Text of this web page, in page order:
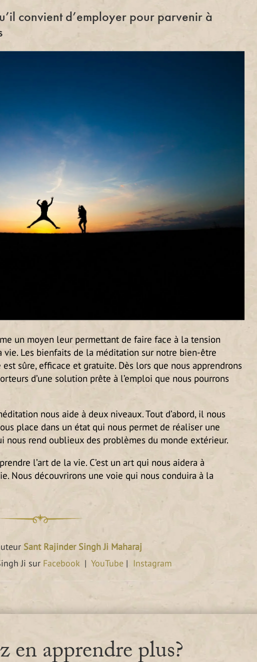
convient d’employer pour parvenir à
un moyen leur permettant de faire face à la tension
Les bienfaits de la méditation sur notre bien-être
sûre, efficace et gratuite. Dès lors que nous apprendrons
d’une solution prête à l’emploi que nous pourrons
nous aide à deux niveaux. Tout d’abord, il nous
place dans un état qui nous permet de réaliser une
rend oublieux des problèmes du monde extérieur.
l’art de la vie. C’est un art qui nous aidera à
Nous découvrirons une voie qui nous conduira à la
Sant Rajinder Singh Ji Maharaj
Ji sur Facebook |YouTube | Instagram
en apprendre plus?